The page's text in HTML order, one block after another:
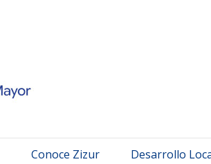
Conoce Zizur Desarrollo